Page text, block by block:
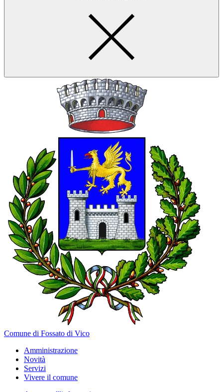
Comune di Fossato di Vico
Amministrazione
Novità
Servizi
Vivere il comune